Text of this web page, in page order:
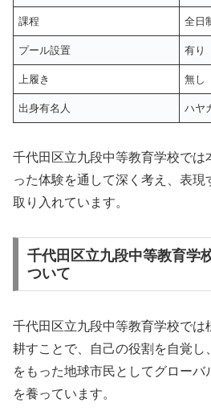
課程 全日
プール設置 有り
上履き 無し
出身有名人 ハヤ
千代田区立九段中等教育学校では
った体験を通して深く考え、表
取り入れています。
千代田区立九段中等教育学
ついて
千代田区立九段中等教育学校では
耕すことで、自己の役割を自覚し
をもった地球市民としてグロー
を養っています。